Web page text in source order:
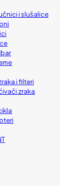
i slušalice
i filteri
zraka